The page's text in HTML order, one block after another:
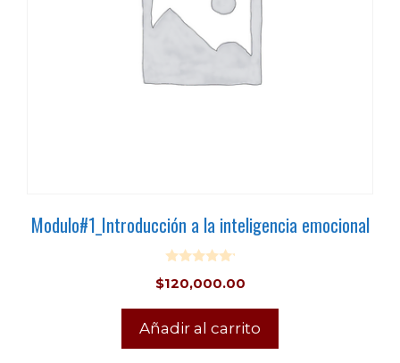
Modulo#1_Introducción a la inteligencia emocional
o
t
o
f
5
$120,000.00
Añadir al carrito